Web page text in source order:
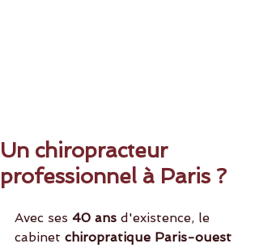
Un chiropracteur
professionnel à Paris ?
Avec ses 40 ans d'existence, le
cabinet chiropratique Paris-ouest